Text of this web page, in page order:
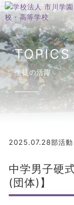
TOPICS
生徒の活躍
2025.07.28部活動
中学男子硬
(団体)】